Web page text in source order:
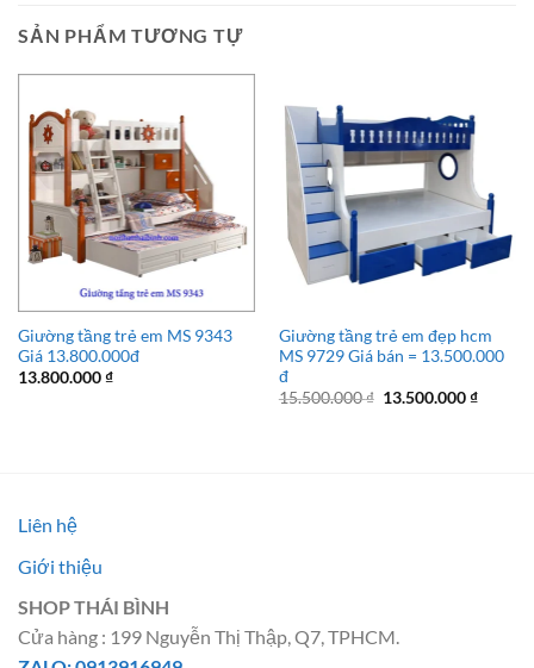
SẢN PHẨM TƯƠNG TỰ
Giường tầng trẻ em MS 9343
Giá 13.800.000đ
13.800.000₫
Giường tầng trẻ em đẹp hcm
MS 9729 Giá bán = 13.500.000
đ
15.500.000₫ Giá
13.500.000₫Giá
Liên hệ
Giới thiệu
SHOP THÁI BÌNH
Cửa hàng : 199 Nguyễn Thị Thập, Q7, TPHCM.